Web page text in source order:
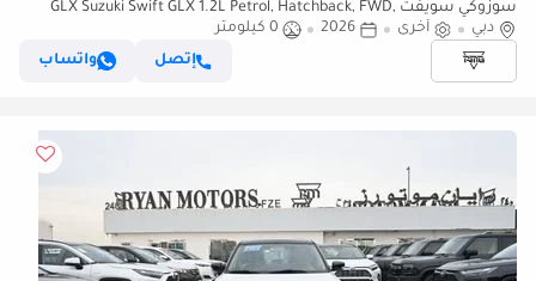
سوزوكي سويفت GLX Suzuki Swift GLX 1.2L Petrol, Hatchback, FWD,
5Doors
دبي أخرى 2026
0 كيلومتر
إتصل
واتساب